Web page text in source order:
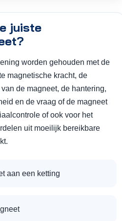
juiste
worden gehouden met de
magnetische kracht, de
de magneet, de hantering,
en de vraag of de magneet
of ook voor het
uit moeilijk bereikbare
aan een ketting